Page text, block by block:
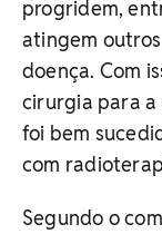
progridem,
atingem
doença. Com
cirurgia para
foi bem
com
Segundo o